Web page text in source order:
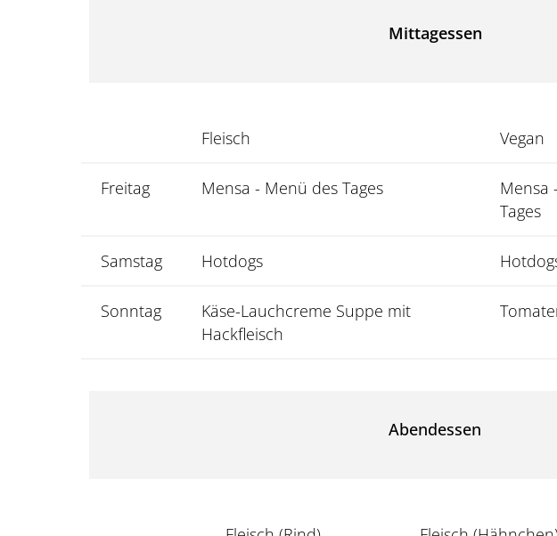
Mittagessen
Fleisch Vegan
Freitag Mensa - Menü des Tages
Mensa
Tages
Samstag Hotdogs
Sonntag
Käse-Lauchcreme Suppe mit
Hackfleisch
Abendessen